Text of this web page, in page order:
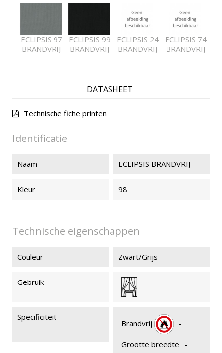
ECLIPSIS 97
BRANDVRIJ
ECLIPSIS 99
BRANDVRIJ
ECLIPSIS 24
BRANDVRIJ
ECLIPSIS 74
BRANDVRIJ
DATASHEET
Technische fiche printen
Identificatie
Naam ECLIPSIS BRANDVRIJ
Kleur 98
Technische eigenschappen
Couleur Zwart/Grijs
Gebruik
Specificiteit
Brandvrij -
Grootte breedte -